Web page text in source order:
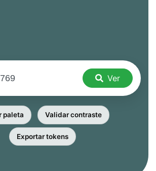
Ver
paleta Validar contraste
Exportar tokens